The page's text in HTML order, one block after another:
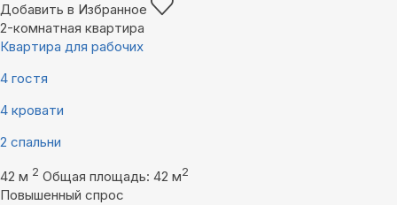
Добавить в Избранное
2-комнатная квартира
Квартира для рабочих
4 гостя
4 кровати
2 спальни
42 м 2 Общая площадь: 42 м2
Повышенный спрос